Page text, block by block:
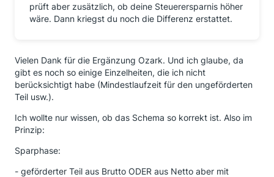
prüft aber zusätzlich, ob deine Steuerersparnis höher
wäre. Dann kriegst du noch die Differenz erstattet.
Vielen Dank für die Ergänzung Ozark. Und ich glaube, da
gibt es noch so einige Einzelheiten, die ich nicht
berücksichtigt habe (Mindestlaufzeit für den ungeförderten
Teil usw.).
Ich wollte nur wissen, ob das Schema so korrekt ist. Also im
Prinzip:
Sparphase:
- geförderter Teil aus Brutto ODER aus Netto aber mit